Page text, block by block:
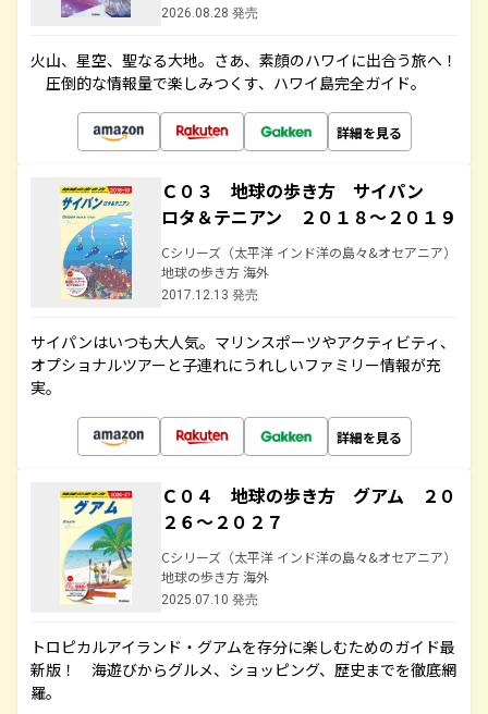
2026.08.28 発売
火山、星空、聖なる大地――。さあ、素顔のハワイに出合う旅へ！
圧倒的な情報量で楽しみつくす、ハワイ島完全ガイド。
詳細を見る
Ｃ０３ 地球の歩き方 サイパン
ロタ＆テニアン ２０１８～２０１９
Cシリーズ（太平洋 インド洋の島々&オセアニア）
地球の歩き方 海外
2017.12.13 発売
サイパンはいつも大人気。マリンスポーツやアクティビティ、
オプショナルツアーと子連れにうれしいファミリー情報が充
実。
詳細を見る
Ｃ０４ 地球の歩き方 グアム ２０
２６～２０２７
Cシリーズ（太平洋 インド洋の島々&オセアニア）
地球の歩き方 海外
2025.07.10 発売
トロピカルアイランド・グアムを存分に楽しむためのガイド最
新版！ 海遊びからグルメ、ショッピング、歴史までを徹底網
羅。